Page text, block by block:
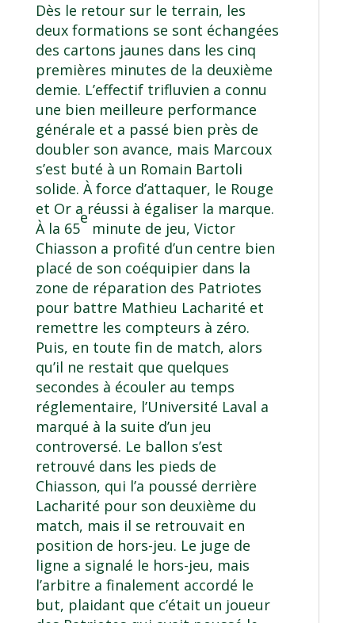
Dès le retour sur le terrain, les
deux formations se sont échangées
des cartons jaunes dans les cinq
premières minutes de la deuxième
demie. L’effectif trifluvien a connu
une bien meilleure performance
générale et a passé bien près de
doubler son avance, mais Marcoux
s’est buté à un Romain Bartoli
solide. À force d’attaquer, le Rouge
et Or a réussi à égaliser la marque.
À la 65
e
minute de jeu, Victor
Chiasson a profité d’un centre bien
placé de son coéquipier dans la
zone de réparation des Patriotes
pour battre Mathieu Lacharité et
remettre les compteurs à zéro.
Puis, en toute fin de match, alors
qu’il ne restait que quelques
secondes à écouler au temps
réglementaire, l’Université Laval a
marqué à la suite d’un jeu
controversé. Le ballon s’est
retrouvé dans les pieds de
Chiasson, qui l’a poussé derrière
Lacharité pour son deuxième du
match, mais il se retrouvait en
position de hors-jeu. Le juge de
ligne a signalé le hors-jeu, mais
l’arbitre a finalement accordé le
but, plaidant que c’était un joueur